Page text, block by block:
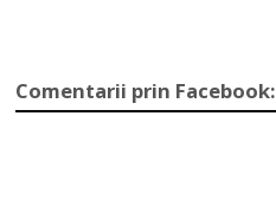
Comentarii prin Facebook: